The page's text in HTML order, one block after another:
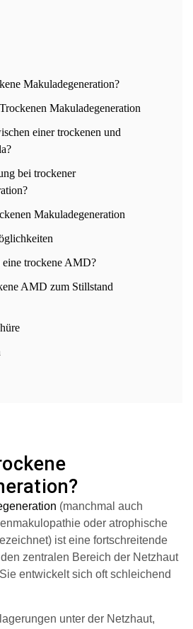
Makuladegeneration?
Makuladegeneration
einer trockenen und
bei trockener
Makuladegeneration
eine trockene AMD?
AMD zum Stillstand
(manchmal auch
oder atrophische
ist eine fortschreitende
zentralen Bereich der Netzhaut
entwickelt sich oft schleichend
unter der Netzhaut,